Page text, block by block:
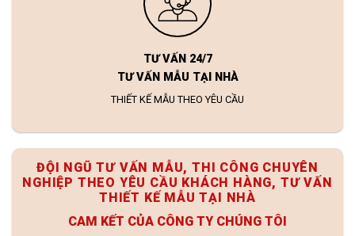
TƯ VẤN 24/7
TƯ VẤN MẪU TẠI NHÀ
THIẾT KẾ MẪU THEO YÊU CẦU
ĐỘI NGŨ TƯ VẤN MẪU, THI CÔNG CHUYÊN
NGHIỆP THEO YÊU CẦU KHÁCH HÀNG, TƯ VẤN
THIẾT KẾ MẪU TẠI NHÀ
CAM KẾT CỦA CÔNG TY CHÚNG TÔI